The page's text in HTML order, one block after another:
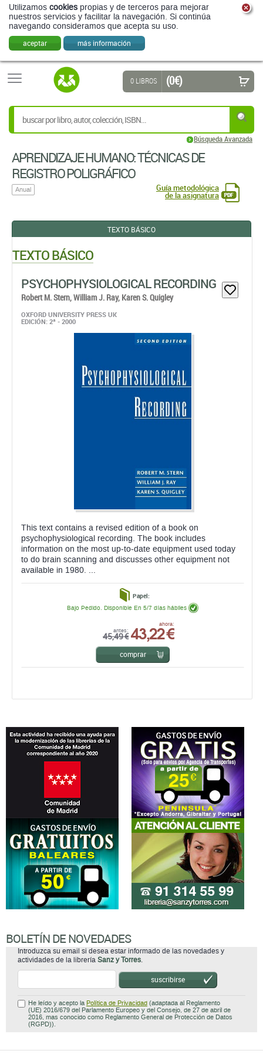
Utilizamos cookies propias y de terceros para mejorar
nuestros servicios y facilitar la navegación. Si continúa
navegando consideramos que acepta su uso.
aceptar más información
Búsqueda Avanzada
0 LIBROS (0 €)
APRENDIZAJE HUMANO: TÉCNICAS DE
REGISTRO POLIGRÁFICO
Anual Guía metodológica
de la asignatura
TEXTO BÁSICO
TEXTO BÁSICO
PSYCHOPHYSIOLOGICAL RECORDING
Robert M. Stern,William J. Ray, Karen S. Quigley
OXFORD UNIVERSITY PRESS UK
EDICIÓN: 2ª - 2000
This text contains a revised edition of a book on
psychophysiological recording. The book includes
information on the most up-to-date equipment used today
to do brain scanning and discusses other equipment not
available in 1980. ...
Papel:
antes:
45,49 €
ahora:
43,22 €
Bajo Pedido. Disponible En 5/7 días hábiles
comprar
BOLETÍN DE NOVEDADES
Introduzca su email si desea estar informado de las novedades y
actividades de la librería Sanz y Torres
suscribirse
He leído y acepto la Política de Privacidad (adaptada al Reglamento
(UE) 2016/679 del Parlamento Europeo y del Consejo, de 27 de abril de
2016, mas conocido como Reglamento General de Protección de Datos
(RGPD)).